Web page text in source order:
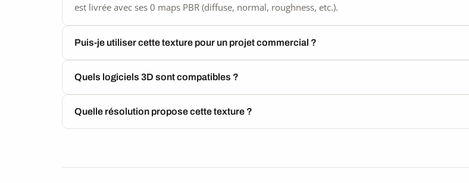
est livrée avec ses 0 maps PBR (diffuse, normal, roughness, etc.).
Puis-je utiliser cette texture pour un projet commercial ?
Quels logiciels 3D sont compatibles ?
Quelle résolution propose cette texture ?